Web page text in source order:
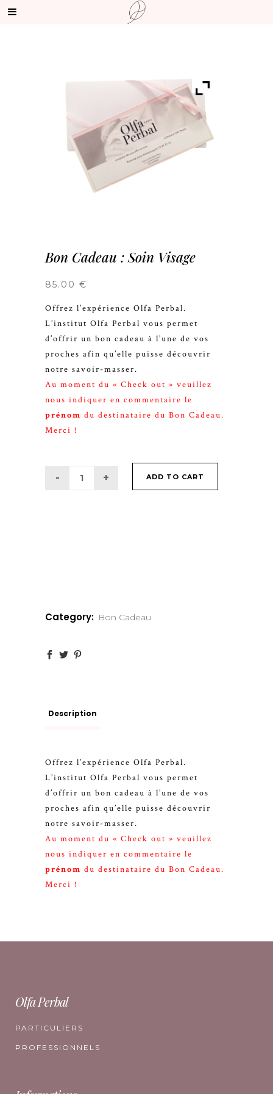
Bon Cadeau : Soin Visage
85.00 €
Offrez l’expérience Olfa Perbal.
L’institut Olfa Perbal vous permet
d’offrir un bon cadeau à l’une de vos
proches afin qu’elle puisse découvrir
notre savoir-masser.
Au moment du « Check out » veuillez
nous indiquer en commentaire le
prénom du destinataire du Bon Cadeau.
Merci !
ADD TO CART
Category: Bon Cadeau
Description
Offrez l’expérience Olfa Perbal.
L’institut Olfa Perbal vous permet
d’offrir un bon cadeau à l’une de vos
proches afin qu’elle puisse découvrir
notre savoir-masser.
Au moment du « Check out » veuillez
nous indiquer en commentaire le
prénom du destinataire du Bon Cadeau.
Merci !
Olfa Perbal
PARTICULIERS
PROFESSIONNELS